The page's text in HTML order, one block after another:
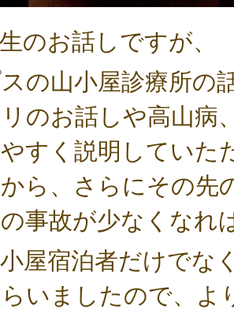
のお話しですが、
の山小屋診療所の
のお話しや高山病
すく説明していた
ら、さらにその先
事故が少なくなれ
屋宿泊者だけでな
いましたので、
よ